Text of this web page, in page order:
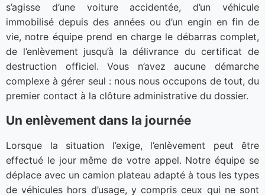
s’agisse d’une voiture accidentée, d’un véhicule
immobilisé depuis des années ou d’un engin en fin de
vie, notre équipe prend en charge le débarras complet,
de l’enlèvement jusqu’à la délivrance du certificat de
destruction officiel. Vous n’avez aucune démarche
complexe à gérer seul : nous nous occupons de tout, du
premier contact à la clôture administrative du dossier.
Un enlèvement dans la journée
Lorsque la situation l’exige, l’enlèvement peut être
effectué le jour même de votre appel. Notre équipe se
déplace avec un camion plateau adapté à tous les types
de véhicules hors d’usage, y compris ceux qui ne sont